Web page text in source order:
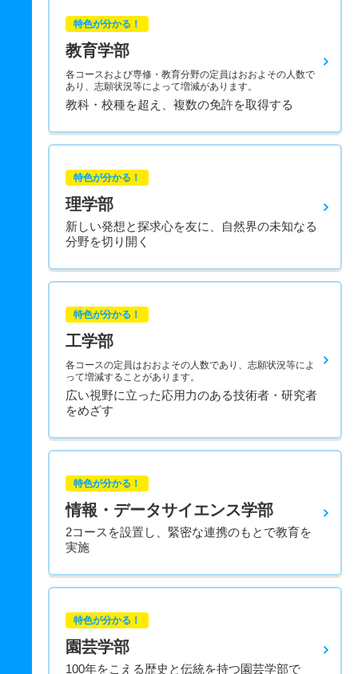
特色が分かる！
教育学部
各コースおよび専修・教育分野の定員はおおよその人数で
あり、志願状況等によって増減があります。
教科・校種を超え、複数の免許を取得する
特色が分かる！
理学部
新しい発想と探求心を友に、自然界の未知なる
分野を切り開く
特色が分かる！
工学部
各コースの定員はおおよその人数であり、志願状況等によ
って増減することがあります。
広い視野に立った応用力のある技術者・研究者
をめざす
特色が分かる！
情報・データサイエンス学部
2コースを設置し、緊密な連携のもとで教育を
実施
特色が分かる！
園芸学部
100年をこえる歴史と伝統を持つ園芸学部で